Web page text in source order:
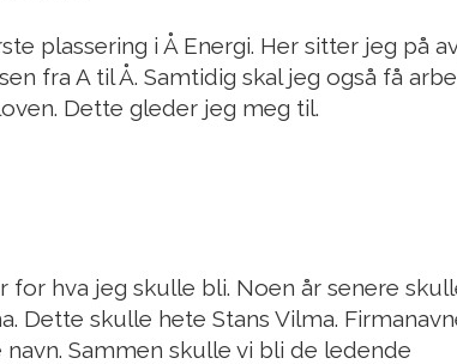
plassering i Å Energi. Her sitter jeg på
fra A til Å. Samtidig skal jeg også få
Dette gleder jeg meg til.
for hva jeg skulle bli. Noen år senere
Dette skulle hete Stans Vilma.
Sammen skulle vi bli de ledende